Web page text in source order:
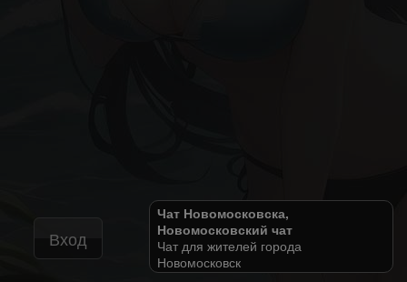
Вход
Чат Новомосковска,
Новомосковский чат
Чат для жителей города
Новомосковск